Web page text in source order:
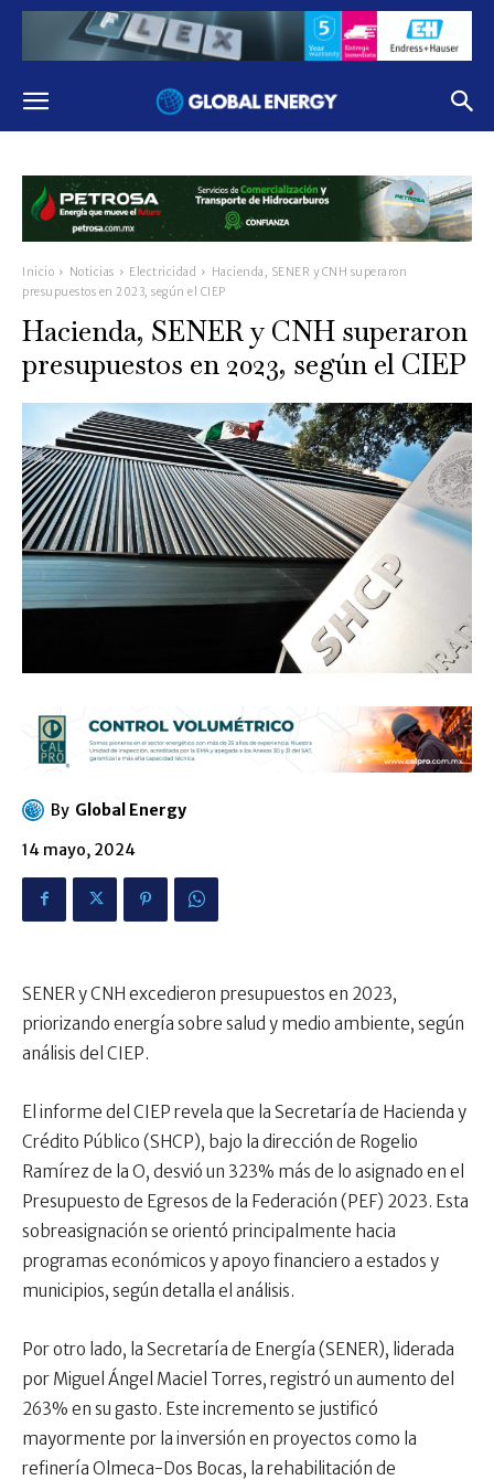
Inicio Noticias Electricidad
Hacienda, SENER y CNH superaron
presupuestos en 2023, según el CIEP
Hacienda, SENER y CNH superaron
presupuestos en 2023, según el CIEP
By Global Energy
14 mayo, 2024
SENER y CNH excedieron presupuestos en 2023,
priorizando energía sobre salud y medio ambiente, según
análisis del CIEP.
El informe del CIEP revela que la Secretaría de Hacienda y
Crédito Público (SHCP), bajo la dirección de Rogelio
Ramírez de la O, desvió un 323% más de lo asignado en el
Presupuesto de Egresos de la Federación (PEF) 2023. Esta
sobreasignación se orientó principalmente hacia
programas económicos y apoyo financiero a estados y
municipios, según detalla el análisis.
Por otro lado, la Secretaría de Energía (SENER), liderada
por Miguel Ángel Maciel Torres, registró un aumento del
263% en su gasto. Este incremento se justificó
mayormente por la inversión en proyectos como la
refinería Olmeca-Dos Bocas, la rehabilitación de